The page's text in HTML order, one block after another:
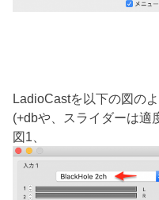
LadioCastを以下の図の
(+dbや、スライダーは適
図1、